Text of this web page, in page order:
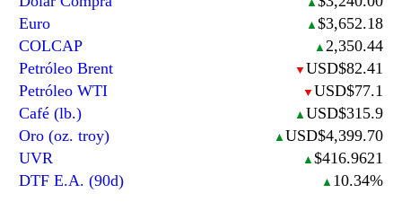
▲
Euro
▲ $3,652.18
COLCAP
▲ 2,350.44
Petróleo Brent
▼ USD$82.41
Petróleo WTI
▼ USD$77.1
Café (lb.)
▲ USD$315.9
Oro (oz. troy)
▲ USD$4,399.70
UVR
▲ $416.9621
DTF E.A. (90d)
▲ 10.34%